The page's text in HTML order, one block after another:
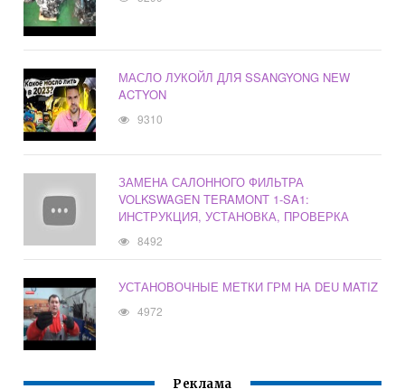
МАСЛО ЛУКОЙЛ ДЛЯ SSANGYONG NEW
ACTYON
9310
ЗАМЕНА САЛОННОГО ФИЛЬТРА
VOLKSWAGEN TERAMONT 1-SA1:
ИНСТРУКЦИЯ, УСТАНОВКА, ПРОВЕРКА
8492
УСТАНОВОЧНЫЕ МЕТКИ ГРМ НА DEU MATIZ
4972
Реклама